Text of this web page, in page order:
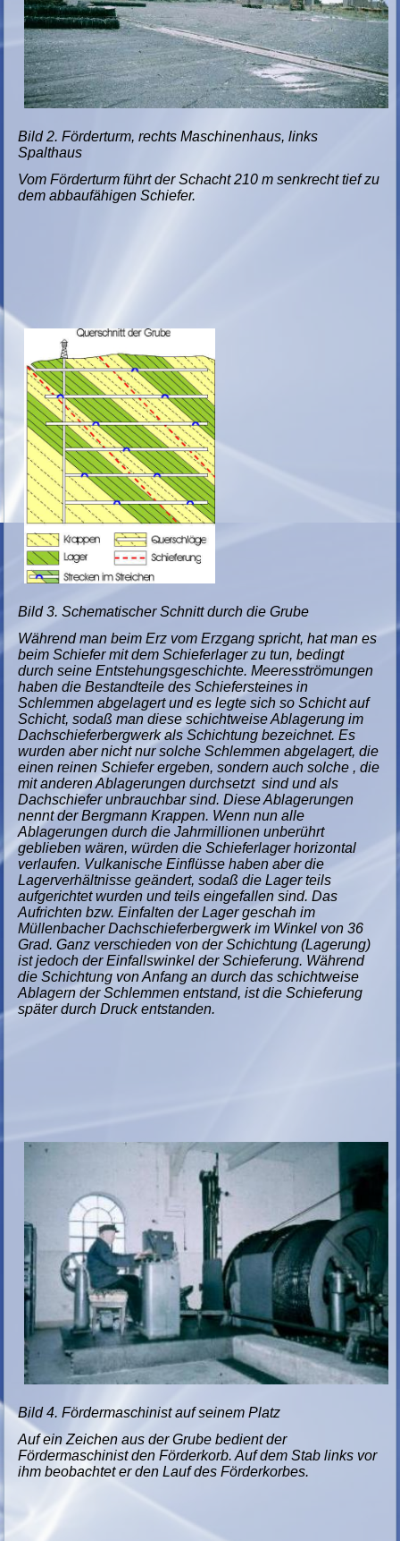
Bild 2. Förderturm, rechts Maschinenhaus, links
Spalthaus
Vom Förderturmführt der Schacht 210 m senkrecht tief zu
dem abbaufähigen Schiefer.
Bild 3. Schematischer Schnitt durch die Grube
Während man beim Erz vom Erzgang spricht, hat man es
beim Schiefer mit dem Schieferlager zu tun, bedingt
durch seine Entstehungsgeschichte. Meeresströmungen
haben die Bestandteile des Schiefersteines in
Schlemmen abgelagert und es legte sich so Schicht auf
Schicht, sodaß man diese schichtweise Ablagerung im
Dachschieferbergwerk als Schichtung bezeichnet. Es
wurden aber nicht nur solche Schlemmen abgelagert, die
einen reinen Schiefer ergeben, sondern auch solche , die
mit anderen Ablagerungen durchsetzt sind und als
Dachschiefer unbrauchbar sind. Diese Ablagerungen
nennt der Bergmann Krappen. Wenn nun alle
Ablagerungen durch die Jahrmillionen unberührt
geblieben wären, würden die Schieferlager horizontal
verlaufen. Vulkanische Einflüsse haben aber die
Lagerverhältnisse geändert, sodaß die Lager teils
aufgerichtet wurden und teils eingefallen sind. Das
Aufrichten bzw. Einfalten der Lager geschah im
Müllenbacher Dachschieferbergwerk im Winkel von 36
Grad. Ganz verschieden von der Schichtung (Lagerung)
ist jedoch der Einfallswinkel der Schieferung. Während
die Schichtung von Anfang an durch das schichtweise
Ablagern der Schlemmen entstand, ist die Schieferung
später durch Druck entstanden.
Bild 4. Fördermaschinist auf seinem Platz
Auf ein Zeichen aus der Grube bedient der
Fördermaschinist den Förderkorb. Auf dem Stab links vor
ihm beobachtet er den Lauf des Förderkorbes.